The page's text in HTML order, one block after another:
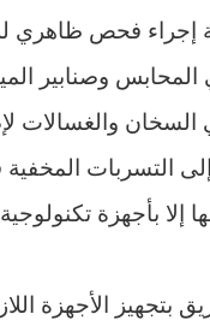
إجراء فحص ظاهري
المحابس وصنابير
السخان والغسالات
التسربات المخفية
إلا بأجهزة
بتجهيز الأجهزة